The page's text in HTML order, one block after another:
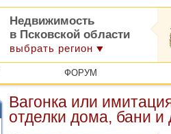
Недвижимость
в Псковской области
выбрать регион
ФОРУМ
Вагонка или
отделки дома, бани и